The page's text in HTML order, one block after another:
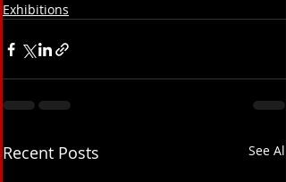
Exhibitions
Recent Posts See All